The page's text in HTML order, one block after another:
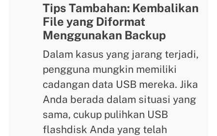
Tips Tambahan: Kembalikan
File yang Diformat
Menggunakan Backup
Dalam kasus yang jarang terjadi,
pengguna mungkin memiliki
cadangan data USB mereka. Jika
Anda berada dalam situasi yang
sama, cukup pulihkan USB
flashdisk Anda yang telah